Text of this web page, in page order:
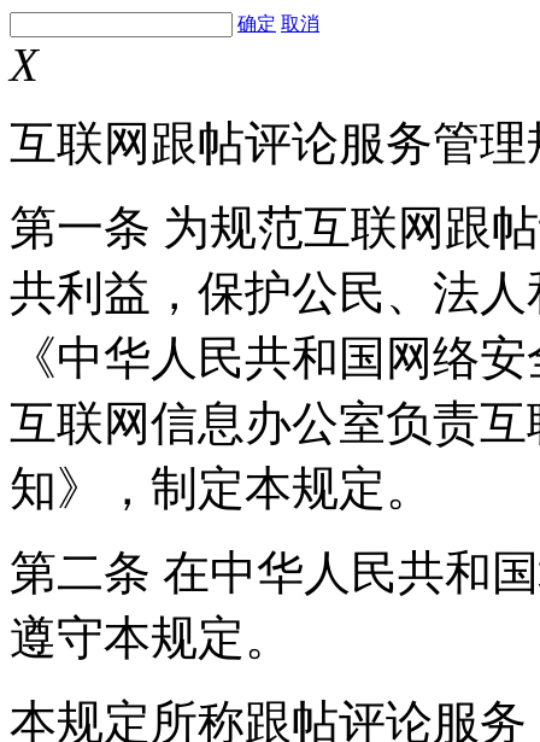
确定 取消
X
互联网跟帖评论服务管理
第一条 为规范互联网跟
共利益，保护公民、法
《中华人民共和国网络
互联网信息办公室负责
知》，制定本规定。
第二条 在中华人民共和
遵守本规定。
本规定所称跟帖评论服